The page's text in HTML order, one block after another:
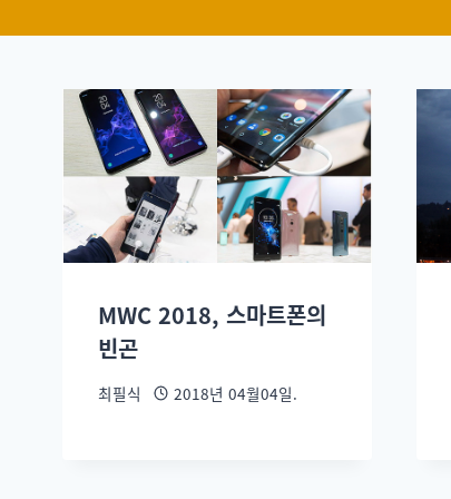
MWC 2018, 스마트폰의
빈곤
최필식 2018년 04월04일.